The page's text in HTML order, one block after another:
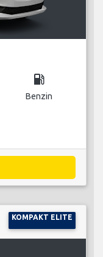
local_gas_station
Benzin
KOMPAKT ELITE